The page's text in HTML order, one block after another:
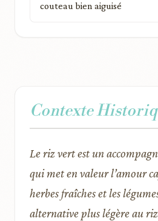
couteau bien aiguisé
Contexte
Le riz vert est un
qui met en valeur l’amour
herbes fraîches et les
alternative plus légère au